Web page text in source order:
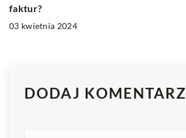
faktur?
03 kwietnia 2024
DODAJ KOMENTARZ